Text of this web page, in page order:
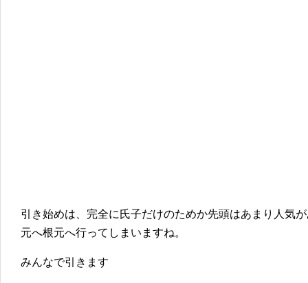
引き始めは、完全に氏子だけのためか先頭はあまり人気
元へ根元へ行ってしまいますね。
みんなで引きます